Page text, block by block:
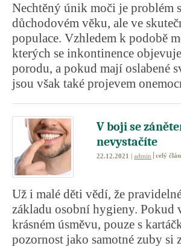
Nechtěný únik moči je problém
důchodovém věku, ale ve
populace. Vzhledem k podobě
kterých se inkontinence
porodu, a pokud mají oslabené
jsou však také projevem
V boji se
nevystačíte
22.12.2021 | admin celý
Už i malé děti vědí, že
základu osobní hygieny. Pokud
krásném úsměvu, pouze s
pozornost jako samotné zuby si